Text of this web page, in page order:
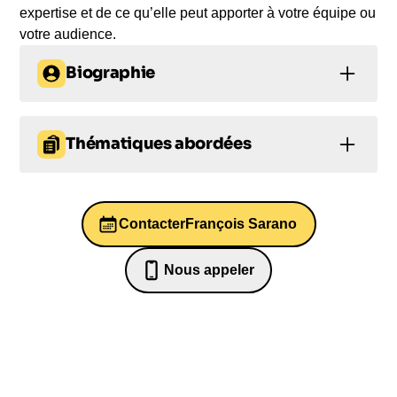
expertise et de ce qu’elle peut apporter à votre équipe ou
votre audience.
Biographie
plongeur professionnel et fondateur de
l’association Longitude 181. Il a une expérience
expéditions à bord de la Calypso pendant 13 ans. Il
a travaillé avec le Commandant Cousteau en tant
que conseiller scientifique et chef d’expédition.
François a également été responsable du
département "Ressources Halieutiques" au WWF
Thématiques abordées
Prise de décision Leadership
Management
ContacterFrançois Sarano
Nous appeler
07 82 68 65 18